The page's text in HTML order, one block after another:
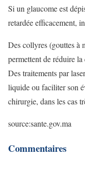
Si un glaucome est
retardée efficacement,
Des collyres (gouttes à
permettent de réduire la
Des traitements par
liquide ou faciliter son
chirurgie, dans les cas
source:sante.gov.ma
Commentaires